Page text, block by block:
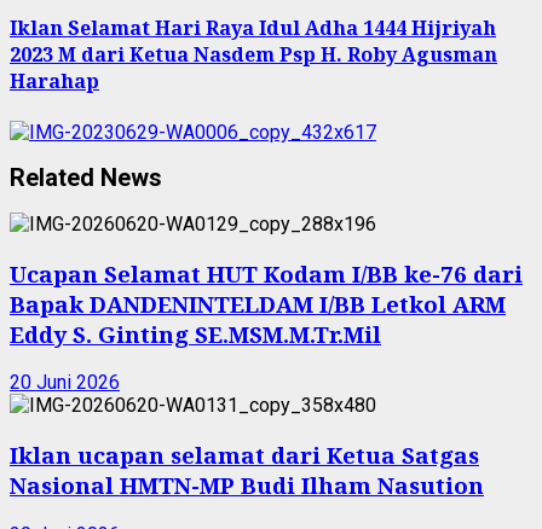
Iklan Selamat Hari Raya Idul Adha 1444 Hijriyah
2023 M dari Ketua Nasdem Psp H. Roby Agusman
Harahap
Related News
Ucapan Selamat HUT Kodam I/BB ke-76 dari
Bapak DANDENINTELDAM I/BB Letkol ARM
Eddy S. Ginting SE.MSM.M.Tr.Mil
20 Juni 2026
Iklan ucapan selamat dari Ketua Satgas
Nasional HMTN-MP Budi Ilham Nasution